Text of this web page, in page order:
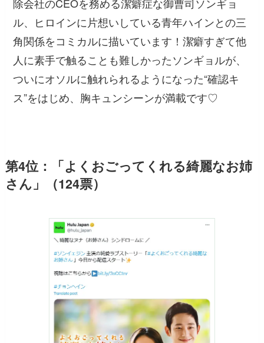
除会社のCEOを務める潔癖症な御曹司ソンギョ
ル、ヒロインに片想いしている青年ハインとの三
角関係をコミカルに描いています！潔癖すぎて他
人に素手で触ることも難しかったソンギョルが、
ついにオソルに触れられるようになった“確認キ
ス”をはじめ、胸キュンシーンが満載です♡
第4位：「よくおごってくれる綺麗なお姉
さん」（124票）